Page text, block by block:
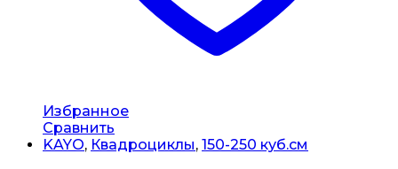
Избранное
Сравнить
KAYO, Квадроциклы, 150-250 куб.см